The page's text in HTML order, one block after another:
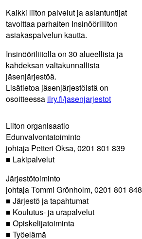
Kaikki liiton palvelut ja asiantuntijat
tavoittaa parhaiten Insinööriliiton
asiakaspalvelun kautta.
Insinööriliitolla on 30 alueellista ja
kahdeksan valtakunnallista
jäsenjärjestöä.
Lisätietoa jäsenjärjestöistä on
osoitteessa ilry.fi/jasenjarjestot
Liiton organisaatio
Edunvalvontatoiminto
johtaja Petteri Oksa, 0201 801 839
■ Lakipalvelut
Järjestötoiminto
johtajaTommi Grönholm, 0201 801 848
■ Järjestö ja tapahtumat
■ Koulutus- ja urapalvelut
■ Opiskelijatoiminta
■ Työelämä